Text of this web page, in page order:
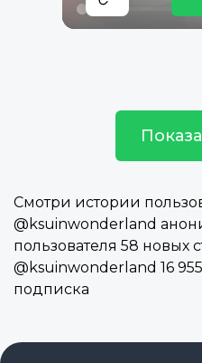
Смотри истории
@ksuinwonderland
пользователя 58 новых
@ksuinwonderland 16
подписка